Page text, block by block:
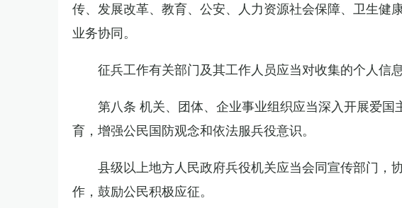
传、发展改革、教育、公安、人力资源社会保障、卫生健
业务协同。
征兵工作有关部门及其工作人员应当对收集的个人信
第八条 机关、团体、企业事业组织应当深入开展爱
育，增强公民国防观念和依法服兵役意识。
县级以上地方人民政府兵役机关应当会同宣传部门，
作，鼓励公民积极应征。